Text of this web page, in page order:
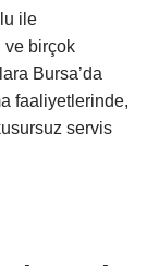
ile
ve birçok
Bursa’da
faaliyetlerinde,
servis